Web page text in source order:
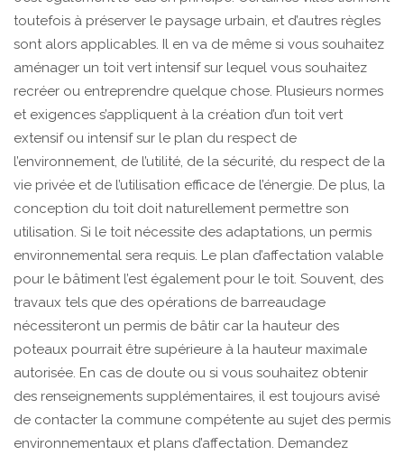
toutefois à préserver le paysage urbain, et d’autres règles
sont alors applicables. Il en va de même si vous souhaitez
aménager un toit vert intensif sur lequel vous souhaitez
recréer ou entreprendre quelque chose. Plusieurs normes
et exigences s’appliquent à la création d’un toit vert
extensif ou intensif sur le plan du respect de
l’environnement, de l’utilité, de la sécurité, du respect de la
vie privée et de l’utilisation efficace de l’énergie. De plus, la
conception du toit doit naturellement permettre son
utilisation. Si le toit nécessite des adaptations, un permis
environnemental sera requis. Le plan d’affectation valable
pour le bâtiment l’est également pour le toit. Souvent, des
travaux tels que des opérations de barreaudage
nécessiteront un permis de bâtir car la hauteur des
poteaux pourrait être supérieure à la hauteur maximale
autorisée. En cas de doute ou si vous souhaitez obtenir
des renseignements supplémentaires, il est toujours avisé
de contacter la commune compétente au sujet des permis
environnementaux et plans d’affectation. Demandez